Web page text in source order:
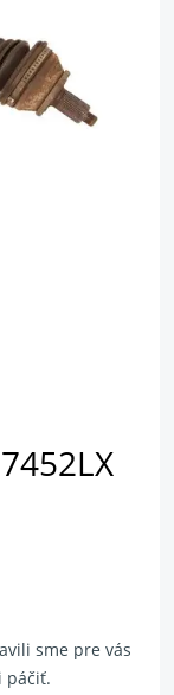
sme pre vás
páčiť.